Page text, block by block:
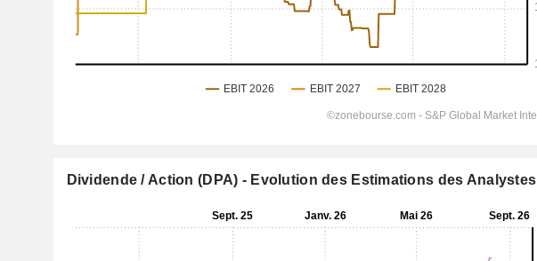
Dividende / Action (DPA) - Evolution des Estimations des Analystes